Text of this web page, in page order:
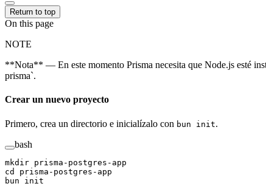
Return to top
On this page
NOTE
**Nota** — En este momento Prisma necesita que Node.js esté
prisma`.
Crear un nuevo proyecto
Primero, crea un directorio e inicialízalo con bun init.
bash
mkdir prisma-postgres-app
cd
prisma-postgres-app
bun init